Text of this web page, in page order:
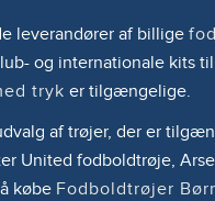
leverandører af billige
og internationale kits
tryk er tilgængelige.
af trøjer, der er
United fodboldtrøje,
købe Fodboldtrøjer